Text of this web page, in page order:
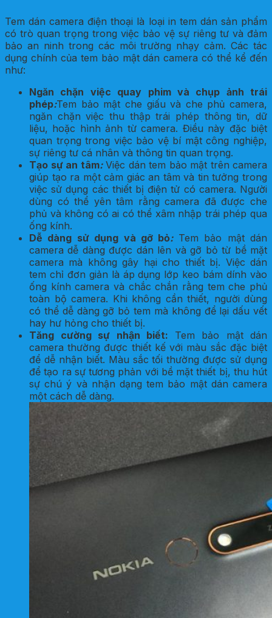
Tem dán camera điện thoại là loại in tem dán sản phẩm
có trò quan trọng trong việc bảo vệ sự riêng tư và đảm
bảo an ninh trong các môi trường nhạy cảm. Các tác
dụng chính của tem bảo mật dán camera có thể kể đến
như:
Ngăn chặn việc quay phim và chụp ảnh trái
phép:Tem bảo mật che giấu và che phủ camera,
ngăn chặn việc thu thập trái phép thông tin, dữ
liệu, hoặc hình ảnh từ camera. Điều này đặc biệt
quan trọng trong việc bảo vệ bí mật công nghiệp,
sự riêng tư cá nhân và thông tin quan trọng.
Tạo sự an tâm:Việc dán tem bảo mật trên camera
giúp tạo ra một cảm giác an tâm và tin tưởng trong
việc sử dụng các thiết bị điện tử có camera. Người
dùng có thể yên tâm rằng camera đã được che
phủ và không có ai có thể xâm nhập trái phép qua
ống kính.
Dễ dàng sử dụng và gỡ bỏ: Tem bảo mật dán
camera dễ dàng được dán lên và gỡ bỏ từ bề mặt
camera mà không gây hại cho thiết bị. Việc dán
tem chỉ đơn giản là áp dụng lớp keo bám dính vào
ống kính camera và chắc chắn rằng tem che phủ
toàn bộ camera. Khi không cần thiết, người dùng
có thể dễ dàng gỡ bỏ tem mà không để lại dấu vết
hay hư hỏng cho thiết bị.
Tăng cường sự nhận biết: Tem bảo mật dán
camera thường được thiết kế với màu sắc đặc biệt
để dễ nhận biết. Màu sắc tối thường được sử dụng
để tạo ra sự tương phản với bề mặt thiết bị, thu hút
sự chú ý và nhận dạng tem bảo mật dán camera
một cách dễ dàng.